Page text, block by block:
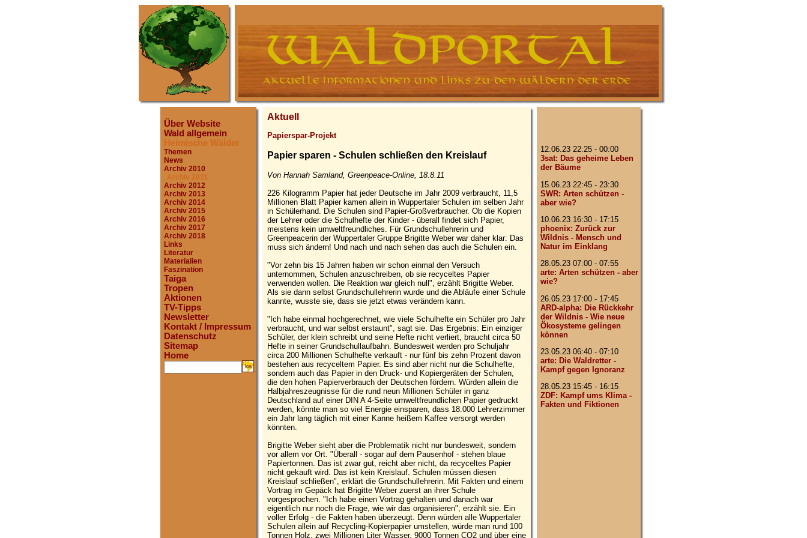
Über Website
Wald allgemein
Heimische Wälder
Themen
News
Archiv 2010
Archiv 2011
Archiv 2012
Archiv 2013
Archiv 2014
Archiv 2015
Archiv 2016
Archiv 2017
Archiv 2018
Links
Literatur
Materialien
Faszination
Taiga
Tropen
Aktionen
TV-Tipps
Newsletter
Kontakt / Impressum
Datenschutz
Sitemap
Home
.
Aktuell
Papierspar-Projekt
Papier sparen - Schulen schließen den Kreislauf
Von Hannah Samland, Greenpeace-Online, 18.8.11
226 Kilogramm Papier hat jeder Deutsche im Jahr 2009 verbraucht, 11,5
Millionen Blatt Papier kamen allein in Wuppertaler Schulen im selben Jahr
in Schülerhand. Die Schulen sind Papier-Großverbraucher. Ob die Kopien
der Lehrer oder die Schulhefte der Kinder - überall findet sich Papier,
meistens kein umweltfreundliches. Für Grundschullehrerin und
Greenpeacerin der Wuppertaler Gruppe Brigitte Weber war daher klar: Das
muss sich ändern! Und nach und nach sehen das auch die Schulen ein.
"Vor zehn bis 15 Jahren haben wir schon einmal den Versuch
unternommen, Schulen anzuschreiben, ob sie recyceltes Papier
verwenden wollen. Die Reaktion war gleich null", erzählt Brigitte Weber.
Als sie dann selbst Grundschullehrerin wurde und die Abläufe einer Schule
kannte, wusste sie, dass sie jetzt etwas verändern kann.
"Ich habe einmal hochgerechnet, wie viele Schulhefte ein Schüler pro Jahr
verbraucht, und war selbst erstaunt", sagt sie. Das Ergebnis: Ein einziger
Schüler, der klein schreibt und seine Hefte nicht verliert, braucht circa 50
Hefte in seiner Grundschullaufbahn. Bundesweit werden pro Schuljahr
circa 200 Millionen Schulhefte verkauft - nur fünf bis zehn Prozent davon
bestehen aus recyceltem Papier. Es sind aber nicht nur die Schulhefte,
sondern auch das Papier in den Druck- und Kopiergeräten der Schulen,
die den hohen Papierverbrauch der Deutschen fördern. Würden allein die
Halbjahreszeugnisse für die rund neun Millionen Schüler in ganz
Deutschland auf einer DIN A 4-Seite umweltfreundlichen Papier gedruckt
werden, könnte man so viel Energie einsparen, dass 18.000 Lehrerzimmer
ein Jahr lang täglich mit einer Kanne heißem Kaffee versorgt werden
könnten.
Brigitte Weber sieht aber die Problematik nicht nur bundesweit, sondern
vor allem vor Ort. "Überall - sogar auf dem Pausenhof - stehen blaue
Papiertonnen. Das ist zwar gut, reicht aber nicht, da recyceltes Papier
nicht gekauft wird. Das ist kein Kreislauf. Schulen müssen diesen
Kreislauf schließen", erklärt die Grundschullehrerin. Mit Fakten und einem
Vortrag im Gepäck hat Brigitte Weber zuerst an ihrer Schule
vorgesprochen. "Ich habe einen Vortrag gehalten und danach war
eigentlich nur noch die Frage, wie wir das organisieren", erzählt sie. Ein
voller Erfolg - die Fakten haben überzeugt. Denn würden alle Wuppertaler
Schulen allein auf Recycling-Kopierpapier umstellen, würde man rund 100
Tonnen Holz, zwei Millionen Liter Wasser, 9000 Tonnen CO2 und über eine
12.06.23 22:25 - 00:00
3sat: Das geheime Leben
der Bäume
15.06.23 22:45 - 23:30
SWR: Arten schützen -
aber wie?
10.06.23 16:30 - 17:15
phoenix: Zurück zur
Wildnis - Mensch und
Natur im Einklang
28.05.23 07:00 - 07:55
arte: Arten schützen - aber
wie?
26.05.23 17:00 - 17:45
ARD-alpha: Die Rückkehr
der Wildnis - Wie neue
Ökosysteme gelingen
können
23.05.23 06:40 - 07:10
arte: Die Waldretter -
Kampf gegen Ignoranz
28.05.23 15:45 - 16:15
ZDF: Kampf ums Klima -
Fakten und Fiktionen